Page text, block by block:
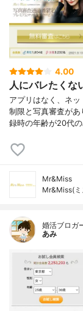
4.00
人にバレたくな
アプリはなく、ネ
制限と写真審査が
録時の年齢が20代
Mr&Miss
Mr&Miss(
婚活ブロガ
あみ